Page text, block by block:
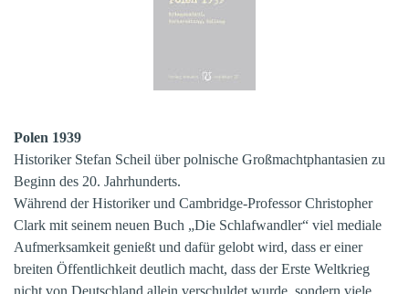
Polen 1939
Historiker Stefan Scheil über polnische Großmachtphantasien zu
Beginn des 20. Jahrhunderts.
Während der Historiker und Cambridge-Professor Christopher
Clark mit seinem neuen Buch „Die Schlafwandler“ viel mediale
Aufmerksamkeit genießt und dafür gelobt wird, dass er einer
breiten Öffentlichkeit deutlich macht, dass der Erste Weltkrieg
nicht von Deutschland allein verschuldet wurde, sondern viele